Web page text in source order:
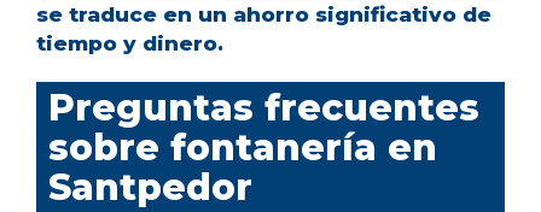
se traduce en un ahorro significativo de
tiempo y dinero.
Preguntas frecuentes
sobre fontanería en
Santpedor